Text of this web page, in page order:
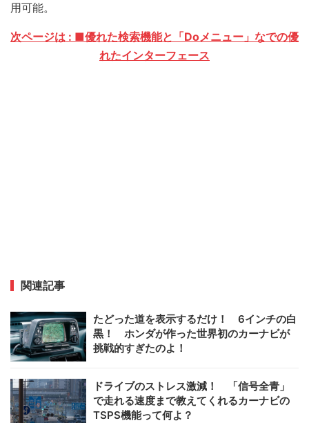
用可能。
次ページは : ■優れた検索機能と「Doメニュー」なでの優
れたインターフェース
関連記事
たどった道を表示するだけ！ 6インチの白
黒！ ホンダが作った世界初のカーナビが
挑戦的すぎたのよ！
ドライブのストレス激減！ 「信号全青」
で走れる速度まで教えてくれるカーナビの
TSPS機能って何よ？